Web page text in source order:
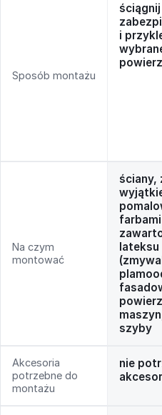
Sposób montażu
i
Na czym
montować
ściany,
lateksu
szyby
Akcesoria
potrzebne do
montażu
nie